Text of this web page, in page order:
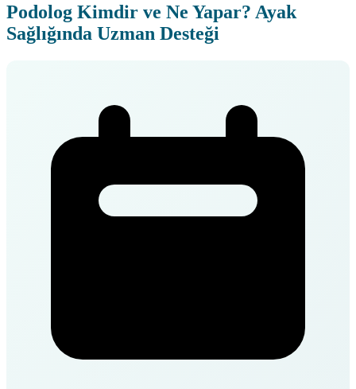
Podolog Kimdir ve Ne Yapar? Ayak
Sağlığında Uzman Desteği